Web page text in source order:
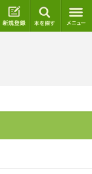
ログイン 新規登録